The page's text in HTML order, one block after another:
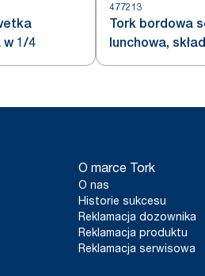
w 1/4
477213
Tork bordowa
lunchowa,
O marce Tork
O nas
Historie sukcesu
Reklamacja dozownika
Reklamacja produktu
Reklamacja serwisowa